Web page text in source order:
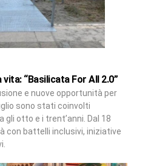
vita: “Basilicata For All 2.0”
e nuove opportunità per
sono stati coinvolti
otto e i trent’anni. Dal 18
con battelli inclusivi, iniziative